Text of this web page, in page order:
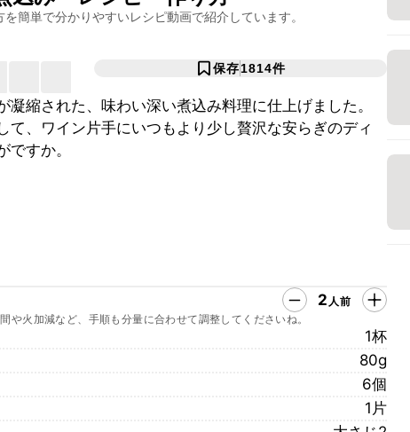
を簡単で分かりやすいレシピ動画で紹介しています。
保存1814件
縮された、味わい深い煮込み料理に仕上げました。
て、ワイン片手にいつもより少し贅沢な安らぎのディ
すか。
2 人前
や火加減など、手順も分量に合わせて調整してくださいね。
1杯
80g
6個
1片